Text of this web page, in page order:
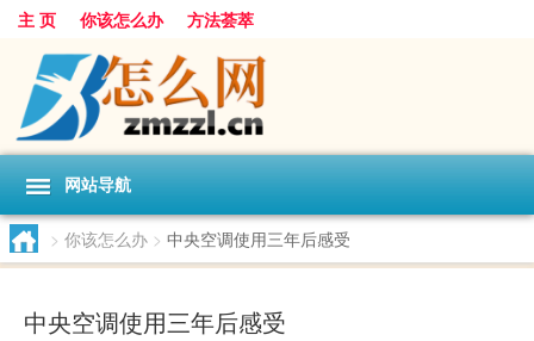
主 页 你该怎么办 方法荟萃
网站导航
> 你该怎么办 > 中央空调使用三年后感受
中央空调使用三年后感受